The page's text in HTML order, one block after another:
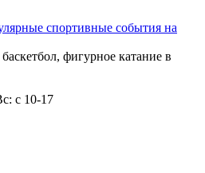
спортивные события на
фигурное катание в
с 10-17